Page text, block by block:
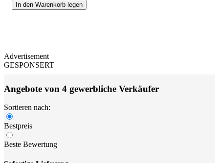
In den Warenkorb legen
Advertisement
GESPONSERT
Angebote von 4 gewerbliche Verkäufer
Sortieren nach:
Bestpreis
Beste Bewertung